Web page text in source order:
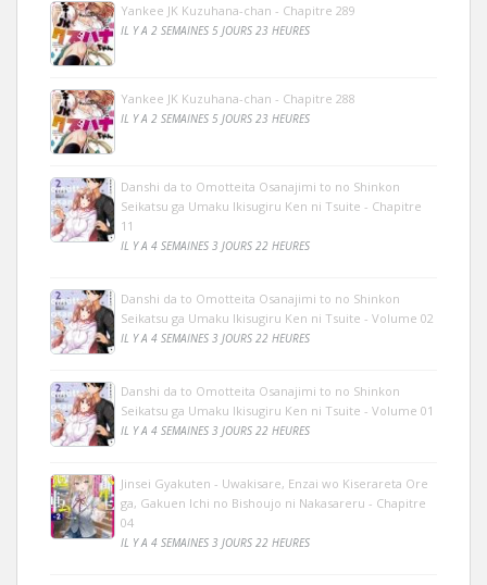
Yankee JK Kuzuhana-chan - Chapitre 289
IL Y A 2 SEMAINES 5 JOURS 23 HEURES
Yankee JK Kuzuhana-chan - Chapitre 288
IL Y A 2 SEMAINES 5 JOURS 23 HEURES
Danshi da to Omotteita Osanajimi to no Shinkon
Seikatsu ga Umaku Ikisugiru Ken ni Tsuite - Chapitre
11
IL Y A 4 SEMAINES 3 JOURS 22 HEURES
Danshi da to Omotteita Osanajimi to no Shinkon
Seikatsu ga Umaku Ikisugiru Ken ni Tsuite - Volume 02
IL Y A 4 SEMAINES 3 JOURS 22 HEURES
Danshi da to Omotteita Osanajimi to no Shinkon
Seikatsu ga Umaku Ikisugiru Ken ni Tsuite - Volume 01
IL Y A 4 SEMAINES 3 JOURS 22 HEURES
Jinsei Gyakuten - Uwakisare, Enzai wo Kiserareta Ore
ga, Gakuen Ichi no Bishoujo ni Nakasareru - Chapitre
04
IL Y A 4 SEMAINES 3 JOURS 22 HEURES